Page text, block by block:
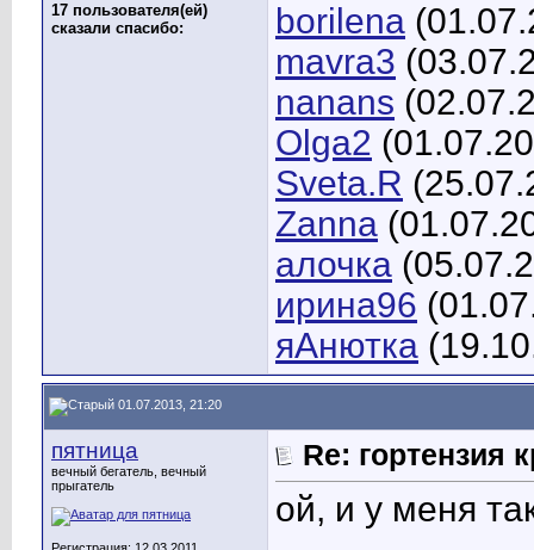
17 пользователя(ей)
сказали cпасибо:
borilena
mavra3
nanans
Olga2
Sveta.R
Zanna
алочка
ирина96
яАнютка
01.07.2013, 21:20
пятница
вечный бегатель, вечный
прыгатель
Re: гортензия
ой, и у меня